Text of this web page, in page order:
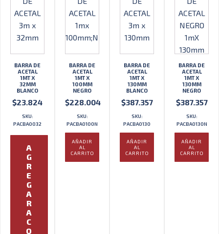
BARRA DE
ACETAL
1MT X
32MM
BLANCO
$23.824
SKU:
PACBA0032
A
G
R
E
G
A
R
A
C
O
BARRA DE
ACETAL
1MT X
100MM
NEGRO
$228.004
SKU:
PACBA0100N
AÑADIR
AL
CARRITO
BARRA DE
ACETAL
1MT X
130MM
BLANCO
$387.357
SKU:
PACBA0130
AÑADIR
AL
CARRITO
BARRA DE
ACETAL
1MT X
130MM
NEGRO
$387.357
SKU:
PACBA0130N
AÑADIR
AL
CARRITO